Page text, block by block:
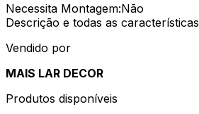
Necessita Montagem:Não
Descrição e todas as características
Vendido por
MAIS LAR DECOR
Produtos disponíveis